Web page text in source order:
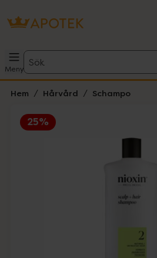
Meny
Sök
Hem Hårvård Schampo
25%
Lista: . Innehåller 1